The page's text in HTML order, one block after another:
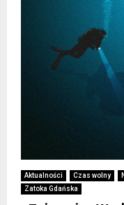
Aktualności Czas wolny
Zatoka Gdańska